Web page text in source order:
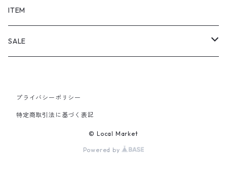
SHORTS
PANTS
ITEM
SALE
PANTS
プライバシーポリシー
特定商取引法に基づく表記
© Local Market
Powered by